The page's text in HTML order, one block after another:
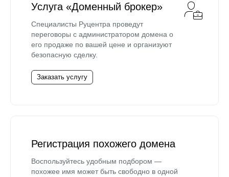
Услуга «Доменный брокер»
Специалисты Руцентра проведут
переговоры с администратором домена о
его продаже по вашей цене и организуют
безопасную сделку.
Заказать услугу
Регистрация похожего домена
Воспользуйтесь удобным подбором —
похожее имя может быть свободно в одной